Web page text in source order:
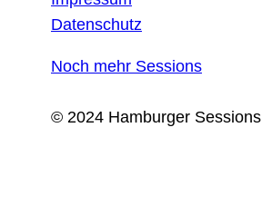
Datenschutz
Noch mehr Sessions
© 2024 Hamburger Sessions